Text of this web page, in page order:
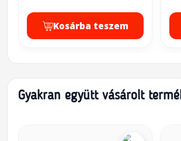
Kosárba teszem
Gyakran együtt vásárolt